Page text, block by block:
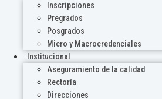
Inscripciones
Pregrados
Posgrados
Micro y Macrocredenciales
Institucional
Aseguramiento de la calidad
Rectoría
Direcciones